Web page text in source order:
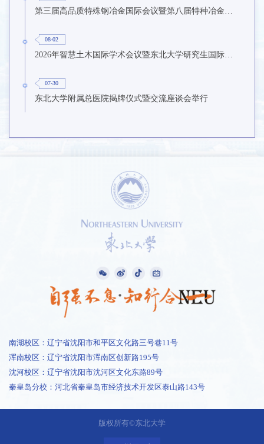
08-02
2026年智慧土木国际学术会议暨东北大学研究生国际暑期学校第九期在东北大学召开
07-30
东北大学附属总医院揭牌仪式暨交流座谈会举行
南湖校区：辽宁省沈阳市和平区文化路三号巷11号
浑南校区：辽宁省沈阳市浑南区创新路195号
沈河校区：辽宁省沈阳市沈河区文化东路89号
秦皇岛分校：河北省秦皇岛市经济技术开发区泰山路143号
版权所有©东北大学